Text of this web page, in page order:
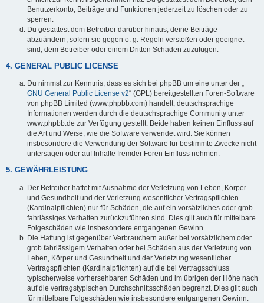
Benutzerkonto, Beiträge und Funktionen jederzeit zu löschen oder zu
sperren.
Du gestattest dem Betreiber darüber hinaus, deine Beiträge
abzuändern, sofern sie gegen o. g. Regeln verstoßen oder geeignet
sind, dem Betreiber oder einem Dritten Schaden zuzufügen.
4. GENERAL PUBLIC LICENSE
Du nimmst zur Kenntnis, dass es sich bei phpBB um eine unter der „
GNU General Public License v2“ (GPL) bereitgestellten Foren-Software
von phpBB Limited (www.phpbb.com) handelt; deutschsprachige
Informationen werden durch die deutschsprachige Community unter
www.phpbb.de zur Verfügung gestellt. Beide haben keinen Einfluss auf
die Art und Weise, wie die Software verwendet wird. Sie können
insbesondere die Verwendung der Software für bestimmte Zwecke nicht
untersagen oder auf Inhalte fremder Foren Einfluss nehmen.
5. GEWÄHRLEISTUNG
Der Betreiber haftet mit Ausnahme der Verletzung von Leben, Körper
und Gesundheit und der Verletzung wesentlicher Vertragspflichten
(Kardinalpflichten) nur für Schäden, die auf ein vorsätzliches oder grob
fahrlässiges Verhalten zurückzuführen sind. Dies gilt auch für mittelbare
Folgeschäden wie insbesondere entgangenen Gewinn.
Die Haftung ist gegenüber Verbrauchern außer bei vorsätzlichem oder
grob fahrlässigem Verhalten oder bei Schäden aus der Verletzung von
Leben, Körper und Gesundheit und der Verletzung wesentlicher
Vertragspflichten (Kardinalpflichten) auf die bei Vertragsschluss
typischerweise vorhersehbaren Schäden und im übrigen der Höhe nach
auf die vertragstypischen Durchschnittsschäden begrenzt. Dies gilt auch
für mittelbare Folgeschäden wie insbesondere entgangenen Gewinn.